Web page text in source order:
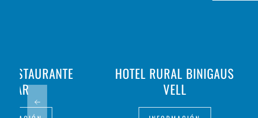
HOTEL RURAL BINIGAUS
VELL
LOAR